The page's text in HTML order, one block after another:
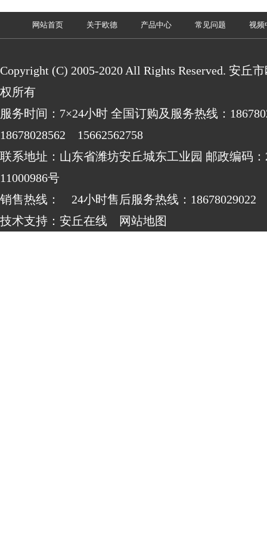
网站首页 关于欧德 产品中心 常见问题 视频
Copyright (C) 2005-2020 All Rights Reserved. 安丘
权所有
服务时间：7×24小时 全国订购及服务热线：
18678028562 15662562758
联系地址：山东省潍坊安丘城东工业园 邮政编码
11000986号
销售热线： 24小时售后服务热线：18678029022
技术支持： 安丘在线 网站地图